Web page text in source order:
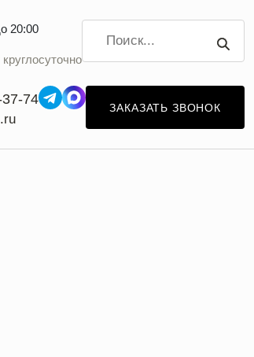
20:00
74
ЗАКАЗАТЬ ЗВОНОК